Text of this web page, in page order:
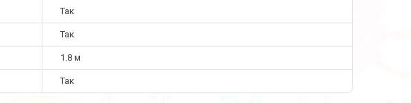
Так
Так
1.8 м
Так